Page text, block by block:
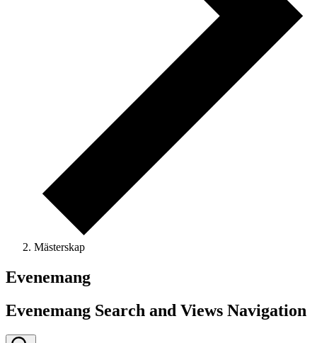
Mästerskap
Evenemang
Evenemang Search and Views Navigation